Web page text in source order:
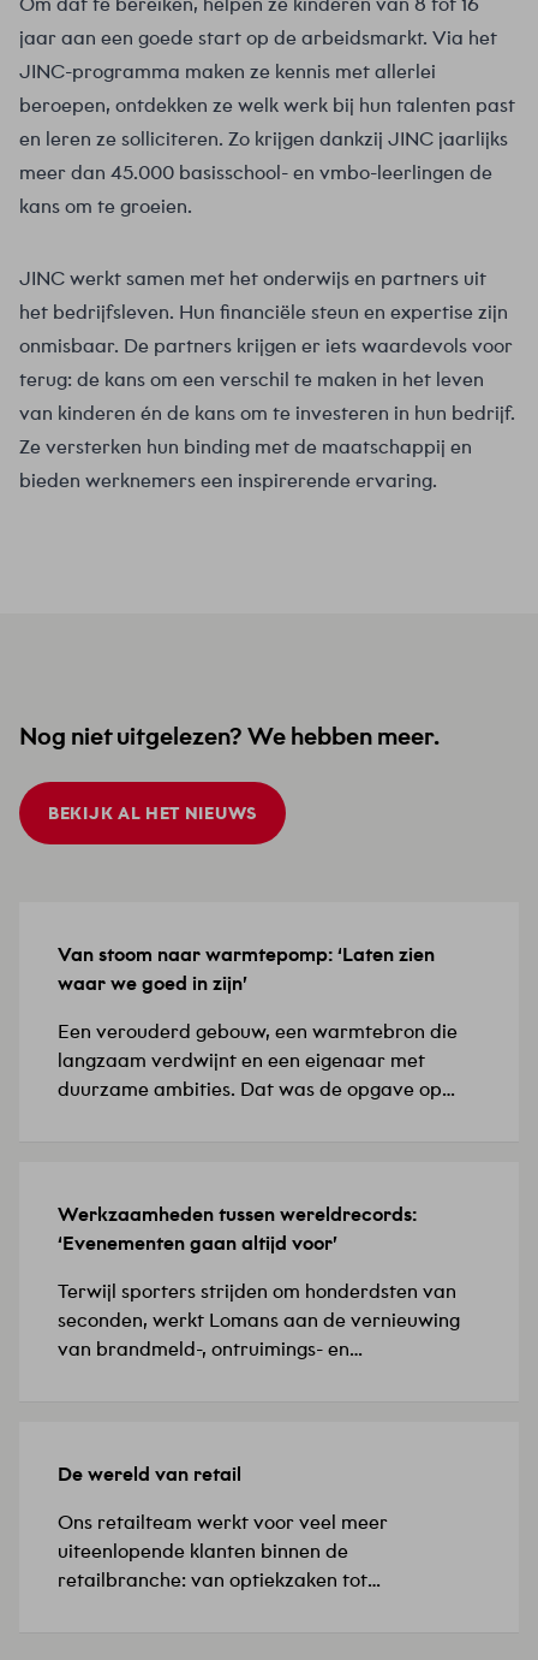
jaar aan een goede start op de arbeidsmarkt. Via het
JINC-programma maken ze kennis met allerlei
beroepen, ontdekken ze welk werk bij hun talenten past
en leren ze solliciteren. Zo krijgen dankzij JINC jaarlijks
meer dan 45.000 basisschool- en vmbo-leerlingen de
kans om te groeien.
JINC werkt samen met het onderwijs en partners uit
het bedrijfsleven. Hun financiële steun en expertise zijn
onmisbaar. De partners krijgen er iets waardevols voor
terug: de kans om een verschil te maken in het leven
van kinderen én de kans om te investeren in hun bedrijf.
Ze versterken hun binding met de maatschappij en
bieden werknemers een inspirerende ervaring.
Nog niet uitgelezen? We hebben meer.
BEKIJK AL HET NIEUWS
15 JULI 2026
Van stoom naar warmtepomp: ‘Laten zien
waar we goed in zijn’
Een verouderd gebouw, een warmtebron die
langzaam verdwijnt en een eigenaar met
duurzame ambities. Dat was de opgave op
waren verouderd en de bestaande
verwarmingsoplossing vroeg om een
projectleider werktuigbouwkunde, toe. Hij
doelt…
8 JULI 2026
Werkzaamheden tussen wereldrecords:
‘Evenementen gaan altijd voor’
Terwijl sporters strijden om honderdsten van
seconden, werkt Lomans aan de vernieuwing
van brandmeld-, ontruimings- en
voortdurend moet anticiperen, bijsturen en
Richard.Omnisport Apeldoorn is de enige
locatie in Nederland waar Europese en
wereldkampioenschappen baanwielrennen en
24 JUNI 2026
De wereld van retail
Ons retailteam werkt voor veel meer
uiteenlopende klanten binnen de
retailbranche: van optiekzaken tot